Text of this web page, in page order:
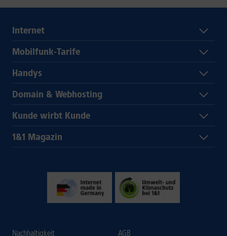
Internet
Mobilfunk-Tarife
Handys
Domain & Webhosting
Kunde wirbt Kunde
1&1 Magazin
Nachhaltigkeit
AGB